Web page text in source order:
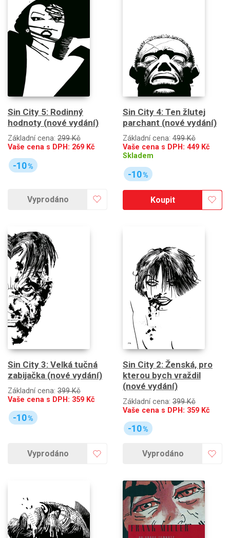
Sin City 5: Rodinný
hodnoty (nové vydání)
Základní cena: 299 Kč
Vaše cena s DPH: 269 Kč
-10%
Vyprodáno
Sin City 4: Ten žlutej
parchant (nové vydání)
Základní cena: 499 Kč
Vaše cena s DPH: 449 Kč
Skladem
-10%
Koupit
Sin City 3: Velká tučná
zabijačka (nové vydání)
Základní cena: 399 Kč
Vaše cena s DPH: 359 Kč
-10%
Vyprodáno
Sin City 2: Ženská, pro
kterou bych vraždil
(nové vydání)
Základní cena: 399 Kč
Vaše cena s DPH: 359 Kč
-10%
Vyprodáno